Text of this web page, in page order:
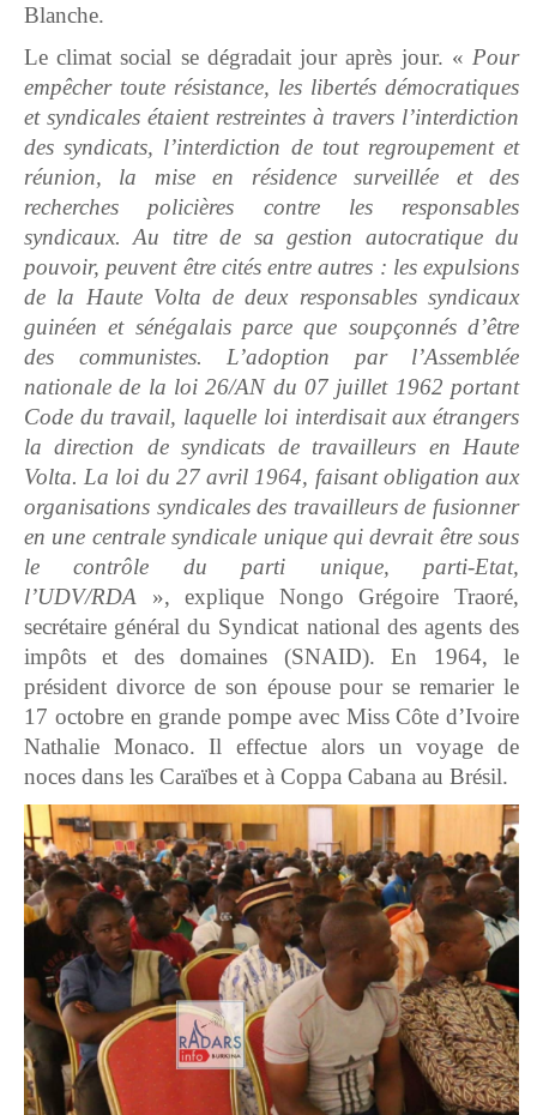
Blanche.
Le climat social se dégradait jour après jour. « Pour
empêcher toute résistance, les libertés démocratiques
et syndicales étaient restreintes à travers l’interdiction
des syndicats, l’interdiction de tout regroupement et
réunion, la mise en résidence surveillée et des
recherches policières contre les responsables
syndicaux. Au titre de sa gestion autocratique du
pouvoir, peuvent être cités entre autres : les expulsions
de la Haute Volta de deux responsables syndicaux
guinéen et sénégalais parce que soupçonnés d’être
des communistes. L’adoption par l’Assemblée
nationale de la loi 26/AN du 07 juillet 1962 portant
Code du travail, laquelle loi interdisait aux étrangers
la direction de syndicats de travailleurs en Haute
Volta. La loi du 27 avril 1964, faisant obligation aux
organisations syndicales des travailleurs de fusionner
en une centrale syndicale unique qui devrait être sous
le contrôle du parti unique, parti-Etat,
l’UDV/RDA », explique Nongo Grégoire Traoré,
secrétaire général du Syndicat national des agents des
impôts et des domaines (SNAID). En 1964, le
président divorce de son épouse pour se remarier le
17 octobre en grande pompe avec Miss Côte d’Ivoire
Nathalie Monaco. Il effectue alors un voyage de
noces dans les Caraïbes et à Coppa Cabana au Brésil.